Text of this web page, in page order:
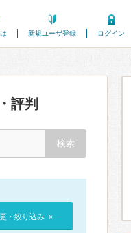
新規ユーザ登録 ログイン
評判
・絞り込み »